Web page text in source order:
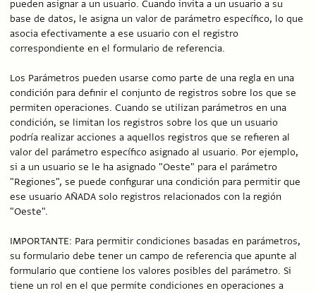
pueden asignar a un usuario. Cuando invita a un usuario a su
base de datos, le asigna un valor de parámetro específico, lo que
asocia efectivamente a ese usuario con el registro
correspondiente en el formulario de referencia.
Los Parámetros pueden usarse como parte de una regla en una
condición para definir el conjunto de registros sobre los que se
permiten operaciones. Cuando se utilizan parámetros en una
condición, se limitan los registros sobre los que un usuario
podría realizar acciones a aquellos registros que se refieren al
valor del parámetro específico asignado al usuario. Por ejemplo,
si a un usuario se le ha asignado "Oeste" para el parámetro
"Regiones", se puede configurar una condición para permitir que
ese usuario AÑADA solo registros relacionados con la región
"Oeste".
IMPORTANTE: Para permitir condiciones basadas en parámetros,
su formulario debe tener un campo de referencia que apunte al
formulario que contiene los valores posibles del parámetro. Si
tiene un rol en el que permite condiciones en operaciones a